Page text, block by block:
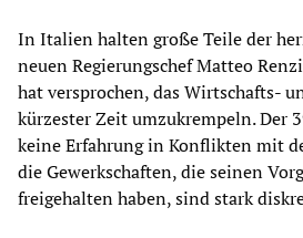
In Italien halten große Teile der
neuen Regierungschef Matteo
hat versprochen, das Wirtschafts-
kürzester Zeit umzukrempeln. Der
keine Erfahrung in Konflikten mit
die Gewerkschaften, die seinen
freigehalten haben, sind stark